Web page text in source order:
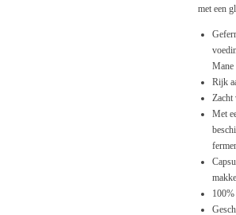
met een
Mane
Rijk
Zacht
Met